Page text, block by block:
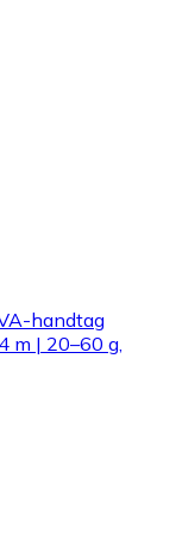
handtag
m | 20–60 g,